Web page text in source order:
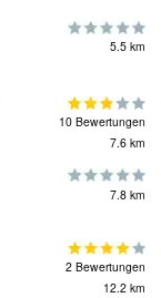
5.5 km
10 Bewertungen
7.6 km
7.8 km
2 Bewertungen
12.2 km